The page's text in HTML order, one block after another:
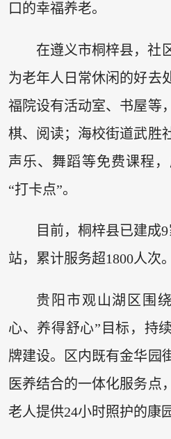
口的幸福养老。
在遵义市桐梓县，社
为老年人日常休闲的好去
福院设有活动室、书屋等
棋、阅读；海校街道武胜
声乐、舞蹈等免费课程
“打卡点”。
目前，桐梓县已建成
站，累计服务超1800人次。
贵阳市观山湖区围
心、养得舒心”目标，持
牌建设。区内既有金华园
医养结合的一体化服务点
老人提供24小时照护的康